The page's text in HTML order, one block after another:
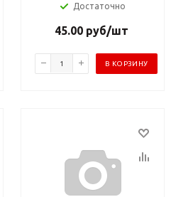
Достаточно
45.00 руб/шт
В КОРЗИНУ